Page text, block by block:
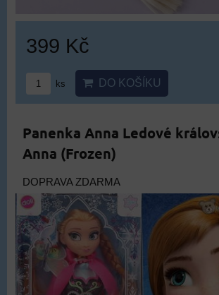
399 Kč
ks DO KOŠÍKU
Panenka Anna Ledové
Anna (Frozen)
DOPRAVA ZDARMA